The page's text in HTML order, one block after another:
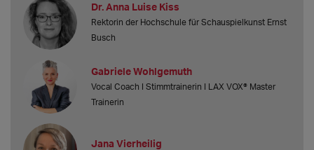
Dr. Anna Luise Kiss
Rektorin der Hochschule für Schauspielkunst Ernst
Busch
Gabriele Wohlgemuth
Vocal Coach I Stimmtrainerin I LAX VOX® Master
Trainerin
Jana Vierheilig